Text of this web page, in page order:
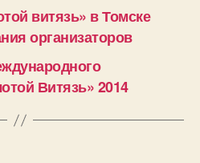
витязь» в Томске
организаторов
Витязь» 2014